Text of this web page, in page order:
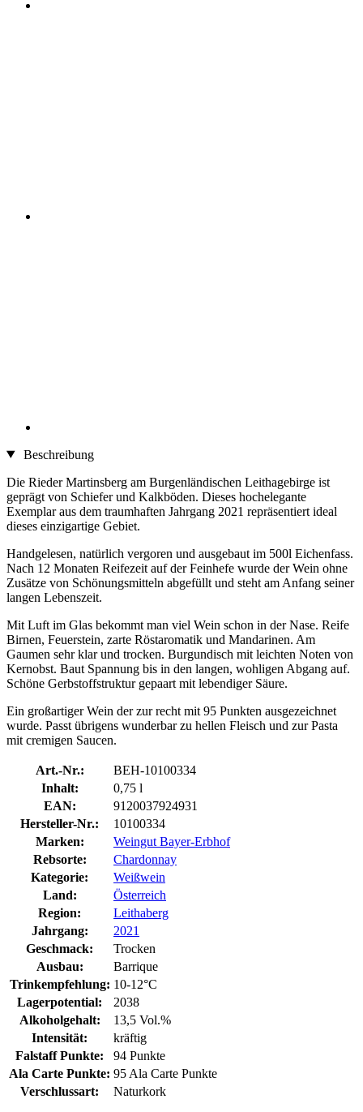
Beschreibung
Die Rieder Martinsberg am Burgenländischen Leithagebirge ist
geprägt von Schiefer und Kalkböden. Dieses hochelegante
Exemplar aus dem traumhaften Jahrgang 2021 repräsentiert ideal
dieses einzigartige Gebiet.
Handgelesen, natürlich vergoren und ausgebaut im 500l Eichenfass.
Nach 12 Monaten Reifezeit auf der Feinhefe wurde der Wein ohne
Zusätze von Schönungsmitteln abgefüllt und steht am Anfang seiner
langen Lebenszeit.
Mit Luft im Glas bekommt man viel Wein schon in der Nase. Reife
Birnen, Feuerstein, zarte Röstaromatik und Mandarinen. Am
Gaumen sehr klar und trocken. Burgundisch mit leichten Noten von
Kernobst. Baut Spannung bis in den langen, wohligen Abgang auf.
Schöne Gerbstoffstruktur gepaart mit lebendiger Säure.
Ein großartiger Wein der zur recht mit 95 Punkten ausgezeichnet
wurde. Passt übrigens wunderbar zu hellen Fleisch und zur Pasta
mit cremigen Saucen.
Art.-Nr.:
BEH-10100334
Inhalt:
0,75 l
EAN:
9120037924931
Hersteller-Nr.:
10100334
Marken:
Weingut Bayer-Erbhof
Rebsorte:
Chardonnay
Kategorie:
Weißwein
Land:
Österreich
Region:
Leithaberg
Jahrgang:
2021
Geschmack:
Trocken
Ausbau:
Barrique
Trinkempfehlung: 10-12°C
Lagerpotential:
2038
Alkoholgehalt:
13,5 Vol.%
Intensität:
kräftig
Falstaff Punkte:
94 Punkte
Ala Carte Punkte: 95 Ala Carte Punkte
Verschlussart:
Naturkork